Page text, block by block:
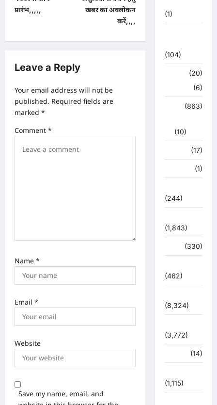
v
g
t
i
o
n
प्रारंभ,,,,,
खबर का अवलोकन
करें,,,,
Leave a Reply
Your email address will not be
published. Required fields are
marked *
Comment *
Name *
Email *
Website
Save my name, email, and
(1)
(104)
(20)
(6)
(863)
(10)
(17)
(1)
(244)
(1,843)
(330)
(462)
(8,324)
(3,772)
(14)
(1,115)